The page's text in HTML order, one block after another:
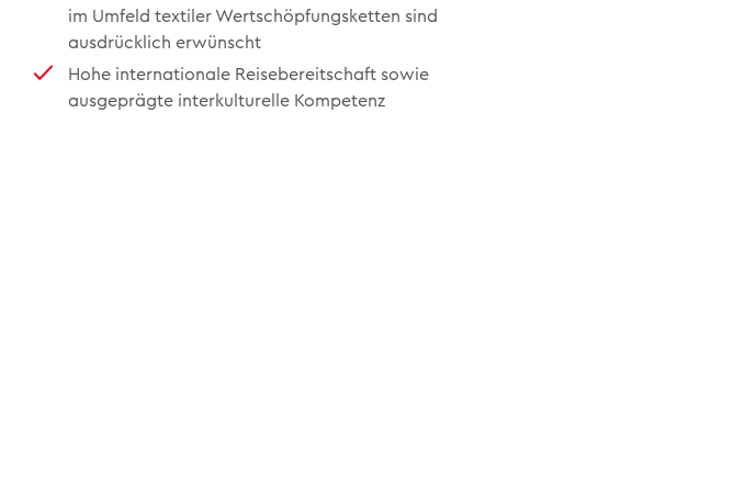
im Umfeld textiler Wertschöpfungsketten sind
ausdrücklich erwünscht
Hohe internationale Reisebereitschaft sowie
ausgeprägte interkulturelle Kompetenz